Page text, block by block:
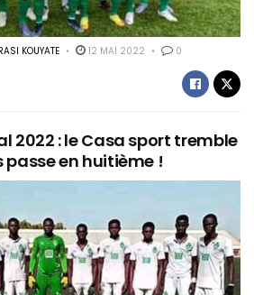
KOUYATE 12 MAI 2022 0
2022 : le Casa sport tremble
passe en huitième !